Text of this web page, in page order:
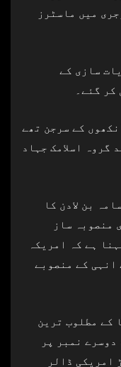
میں ماسٹرز
سازی کے
کے سرجن تھے
گروہ اسلامک جہاد
بن لادن کا
منصوبہ ساز
ہے کہ امریکہ
انہی کے منصوبے
کے مطلوب ترین
نمبر پر
امریکی ڈالر